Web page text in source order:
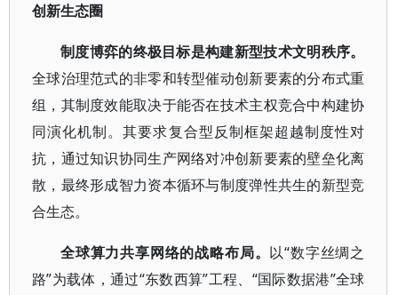
创新生态圈
制度博弈的终极目标是构建新型技术文明秩序。
全球治理范式的非零和转型催动创新要素的分布式重
组，其制度效能取决于能否在技术主权竞合中构建协
同演化机制。其要求复合型反制框架超越制度性对
抗，通过知识协同生产网络对冲创新要素的壁垒化离
散，最终形成智力资本循环与制度弹性共生的新型竞
合生态。
全球算力共享网络的战略布局。 以“数字丝绸之
路”为载体，通过“东数西算”工程、“国际数据港”全球